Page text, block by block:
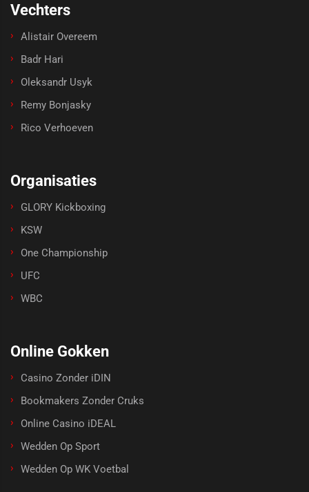
Vechters
Alistair Overeem
Badr Hari
Oleksandr Usyk
Remy Bonjasky
Rico Verhoeven
Organisaties
GLORY Kickboxing
KSW
One Championship
UFC
WBC
Online Gokken
Casino Zonder iDIN
Bookmakers Zonder Cruks
Online Casino iDEAL
Wedden Op Sport
Wedden Op WK Voetbal